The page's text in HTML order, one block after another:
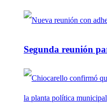
Segunda reunión